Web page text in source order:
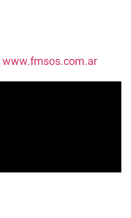
www.fmsos.com.ar